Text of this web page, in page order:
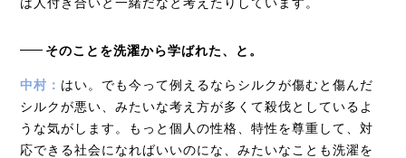
そのことを洗濯から学ばれた、と。
中村： はい。でも今って例えるならシルクが傷むと傷んだ
シルクが悪い、みたいな考え方が多くて殺伐としているよ
うな気がします。もっと個人の性格、特性を尊重して、対
応できる社会になればいいのにな、みたいなことも洗濯を